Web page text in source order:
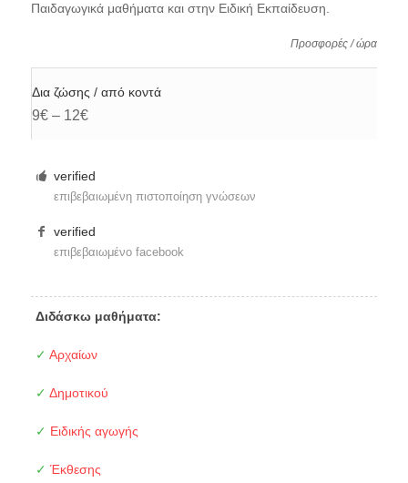
Παιδαγωγικά μαθήματα και στην Ειδική Εκπαίδευση.
Προσφορές / ώρα
Δια ζώσης / από κοντά
9€ – 12€
verified
επιβεβαιωμένη πιστοποίηση γνώσεων
verified
επιβεβαιωμένο facebook
Διδάσκω μαθήματα:
✓ Αρχαίων
✓ Δημοτικού
✓ Ειδικής αγωγής
✓ Έκθεσης